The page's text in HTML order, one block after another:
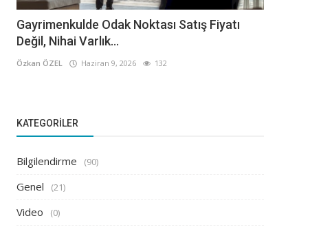
Gayrimenkulde Odak Noktası Satış Fiyatı
Değil, Nihai Varlık...
Özkan ÖZEL Haziran 9, 2026 132
KATEGORILER
Bilgilendirme (90)
Genel (21)
Video (0)